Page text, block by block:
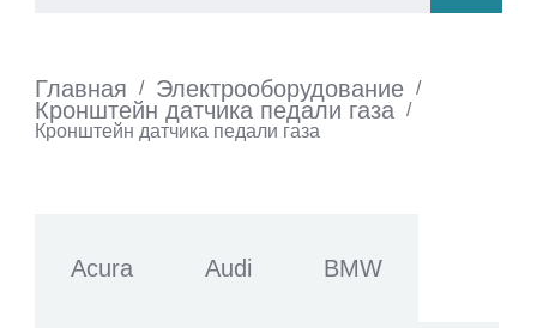
Главная / Электрооборудование /
Кронштейн датчика педали газа /
Кронштейн датчика педали газа
Acura Audi BMW